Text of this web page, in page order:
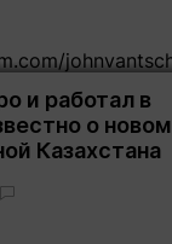
и работал в
о новом
Казахстана